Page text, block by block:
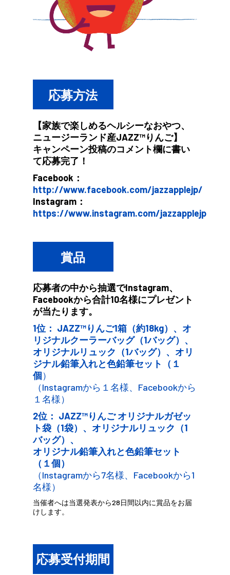
応募方法
【家族で楽しめるヘルシーなおやつ、
ニュージーランド産JAZZ™りんご】
キャンペーン投稿のコメント欄に書い
て応募完了！
Facebook：
http://www.facebook.com/jazzapplejp/
Instagram：
https://www.instagram.com/jazzapplejp
賞品
応募者の中から抽選でInstagram、
Facebookから合計10名様にプレゼント
が当たります。
1位： JAZZ™りんご1箱（約18kg）、オ
リジナルクーラーバッグ（1バッグ）、
オリジナルリュック（1バッグ）、オリ
ジナル鉛筆入れと色鉛筆セット（１
個）
（Instagramから１名様、Facebookから
１名様）
2位： JAZZ™りんご オリジナルガゼッ
ト袋（1袋）、オリジナルリュック（1
バッグ）、
オリジナル鉛筆入れと色鉛筆セット
（１個）
（Instagramから7名様、Facebookから1
名様）
当催者へは当選発表から28日間以内に賞品をお届
けします。
応募受付期間